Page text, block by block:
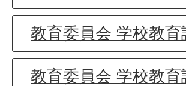
教育委員会 学校教育
教育委員会 学校教育